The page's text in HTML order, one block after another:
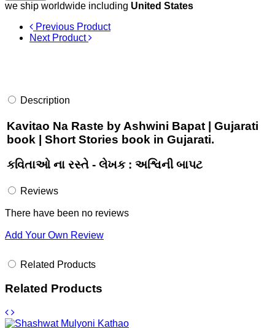
we ship worldwide including United States
Previous Product
Next Product
Description
Kavitao Na Raste by Ashwini Bapat | Gujarati
book | Short Stories book in Gujarati.
કવિતાઓ ના રસ્તે - લેખક : અશ્વિની બાપટ
Reviews
There have been no reviews
Add Your Own Review
Related Products
Related Products